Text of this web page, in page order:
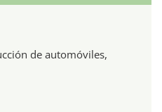
de automóviles,